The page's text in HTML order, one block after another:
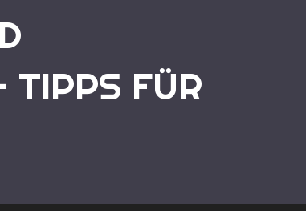
TIPPS FÜR
Sockelabdichtung und